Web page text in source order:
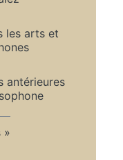
les arts et
antérieures